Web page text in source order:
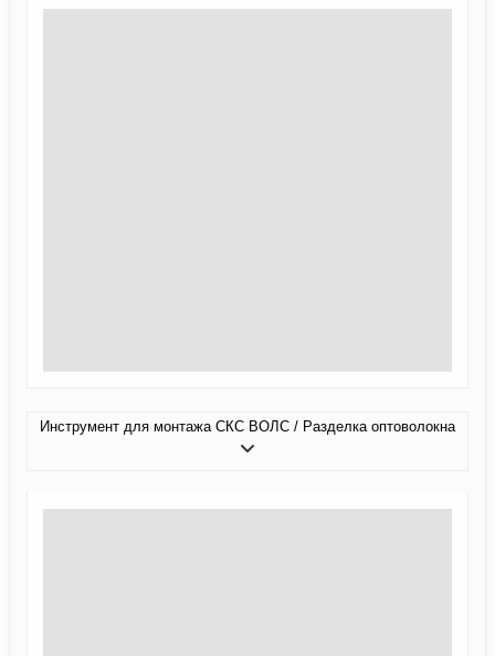
Инструмент для монтажа СКС ВОЛС / Разделка оптоволокна